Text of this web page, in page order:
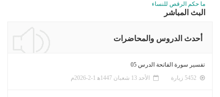
ما حكم الرقص للنساء
البث المباشر
أحدث الدروس والمحاضرات
تفسير سورة الفاتحة الدرس 05
الأحد 13 شعبان 1447ﻫ 1-2-2026م